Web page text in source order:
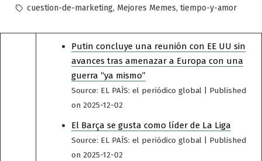
en
Etiquetas:
cuestion-de-marketing, Mejores Memes, tiempo-y-amor
Putin concluye una reunión con EE UU sin
avances tras amenazar a Europa con una
guerra “ya mismo”
Source: EL PAÍS: el periódico global
Published
on 2025-12-02
El Barça se gusta como líder de La Liga
Source: EL PAÍS: el periódico global
Published
on 2025-12-02